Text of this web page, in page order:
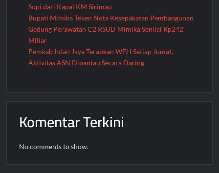
Sopi dari Kapal KM Sirimau
Bupati Mimika Teken Nota Kesepakatan Pembangunan
Gedung Perawatan C2 RSUD Mimika Senilai Rp242
Miliar
Pemkab Intan Jaya Terapkan WFH Setiap Jumat,
Aktivitas ASN Dipantau Secara Daring
Komentar Terkini
No comments to show.